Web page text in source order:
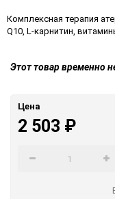
Комплексная терапия
Q10, L-карнитин,
Этот товар временно
Цена
2 503 ₽